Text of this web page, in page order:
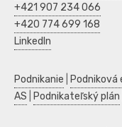
+421 907 234 066
+420 774 699 168
LinkedIn
Podnikanie Podniková
AS
Podnikateľský plán